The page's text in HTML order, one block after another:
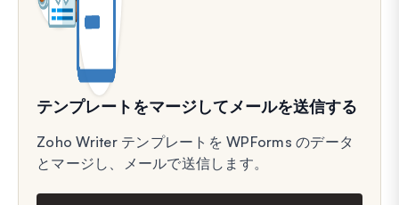
テンプレートをマージしてメールを送信する
Zoho Writer テンプレートを WPForms のデータ
とマージし、メールで送信します。